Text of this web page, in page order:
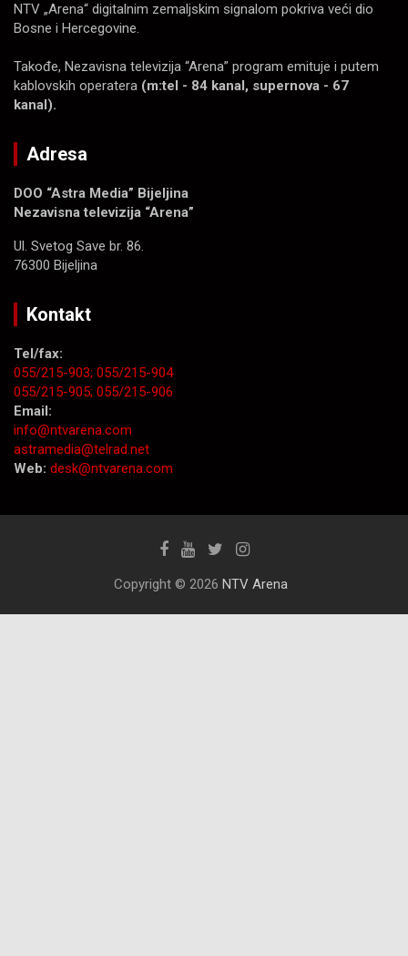
NTV „Arena“ digitalnim zemaljskim signalom pokriva veći dio
Bosne i Hercegovine.
Takođe, Nezavisna televizija “Arena” program emituje i putem
kablovskih operatera (m:tel - 84 kanal, supernova - 67
kanal).
Adresa
DOO “Astra Media” Bijeljina
Nezavisna televizija “Arena”
Ul. Svetog Save br. 86.
76300 Bijeljina
Kontakt
Tel/fax:
055/215-903; 055/215-904
055/215-905; 055/215-906
Email:
info@ntvarena.com
astramedia@telrad.net
Web: desk@ntvarena.com
Copyright © 2026 NTV Arena